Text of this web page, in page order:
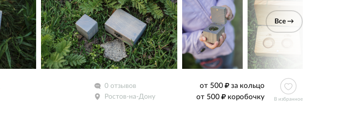
Все →
0 отзывов
Ростов-на-Дону
от 500
за кольцо
от 500
коробочку В избранное